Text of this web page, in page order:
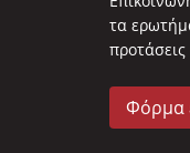
τα
Φόρμα